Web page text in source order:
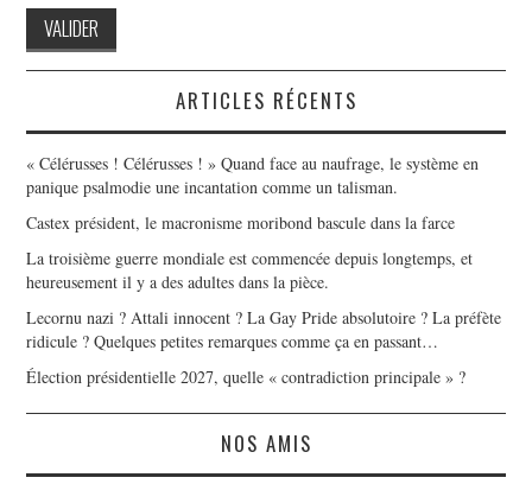
ARTICLES RÉCENTS
« Célérusses ! Célérusses ! » Quand face au naufrage, le système en
panique psalmodie une incantation comme un talisman.
Castex président, le macronisme moribond bascule dans la farce
La troisième guerre mondiale est commencée depuis longtemps, et
heureusement il y a des adultes dans la pièce.
Lecornu nazi ? Attali innocent ? La Gay Pride absolutoire ? La préfète
ridicule ? Quelques petites remarques comme ça en passant…
Élection présidentielle 2027, quelle « contradiction principale » ?
NOS AMIS